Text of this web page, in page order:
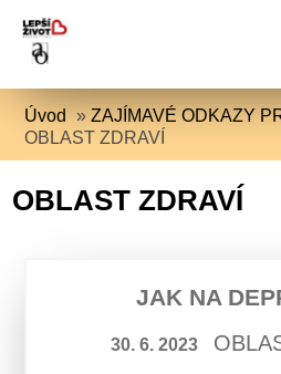
Úvod »ZAJÍMAVÉ ODKAZY
OBLAST ZDRAVÍ
OBLAST ZDRAVÍ
JAK NA
30. 6. 2023